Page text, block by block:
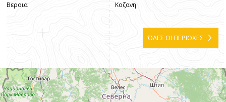
Βεροια Κοζανη
ΌΛΕΣ ΟΙ ΠΕΡΙΟΧΕΣ